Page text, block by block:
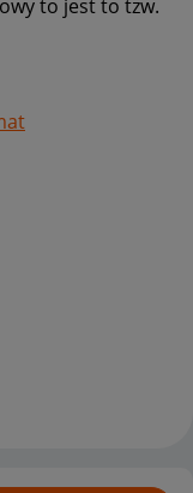
to jest to tzw.